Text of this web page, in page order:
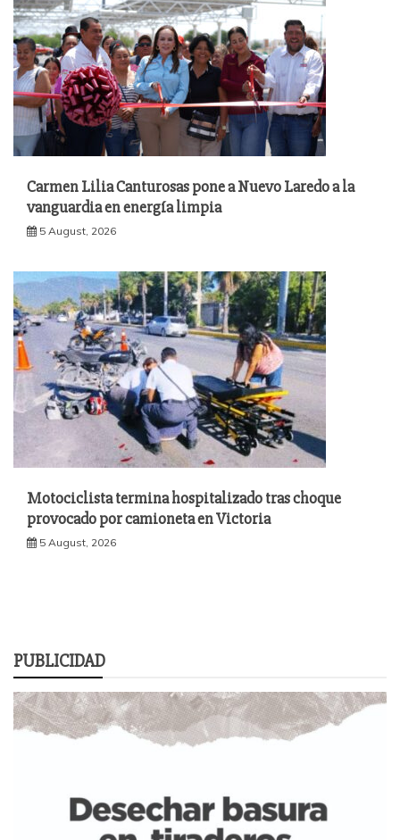
Carmen Lilia Canturosas pone a Nuevo Laredo a la
vanguardia en energía limpia
5 August, 2026
Motociclista termina hospitalizado tras choque
provocado por camioneta en Victoria
5 August, 2026
PUBLICIDAD